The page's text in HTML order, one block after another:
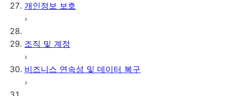
개인정보 보호
조직 및 계정
비즈니스 연속성 및 데이터 복구